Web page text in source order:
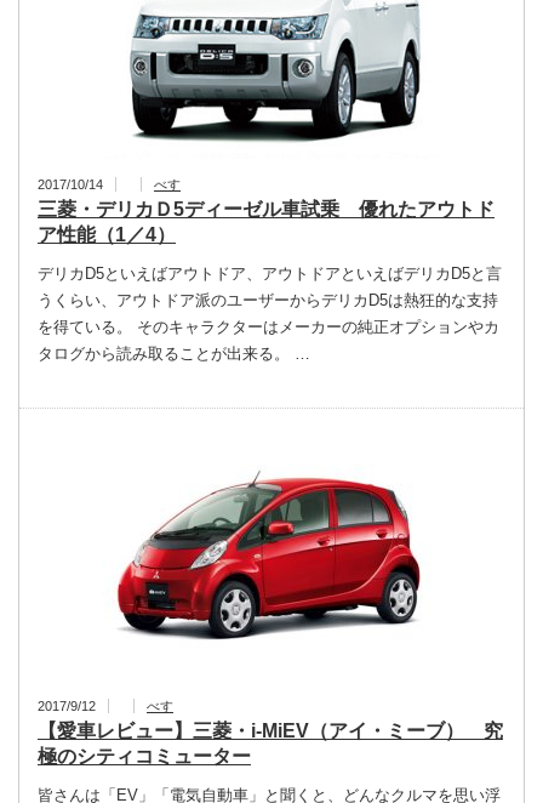
2017/10/14 べす
三菱・デリカＤ5ディーゼル車試乗 優れたアウトド
ア性能（1／4）
デリカD5といえばアウトドア、アウトドアといえばデリカD5と言
うくらい、アウトドア派のユーザーからデリカD5は熱狂的な支持
を得ている。 そのキャラクターはメーカーの純正オプションやカ
タログから読み取ることが出来る。 …
2017/9/12 べす
【愛車レビュー】三菱・i-MiEV（アイ・ミーブ） 究
極のシティコミューター
皆さんは「EV」「電気自動車」と聞くと、どんなクルマを思い浮